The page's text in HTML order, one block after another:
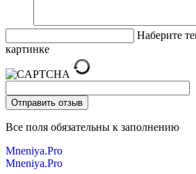
Наберите
картинке
Все поля обязательны к заполнению
Mneniya.Pro
Mneniya.Pro